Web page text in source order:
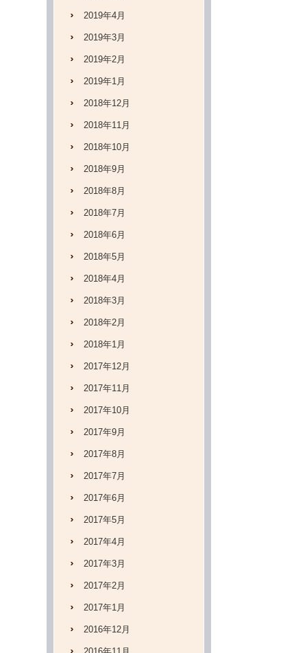
2019年4月
2019年3月
2019年2月
2019年1月
2018年12月
2018年11月
2018年10月
2018年9月
2018年8月
2018年7月
2018年6月
2018年5月
2018年4月
2018年3月
2018年2月
2018年1月
2017年12月
2017年11月
2017年10月
2017年9月
2017年8月
2017年7月
2017年6月
2017年5月
2017年4月
2017年3月
2017年2月
2017年1月
2016年12月